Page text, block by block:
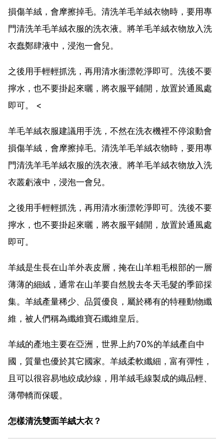
損傷羊絨，會摩擦掉毛。清洗羊毛羊絨衣物時，要用專
門清洗羊毛羊絨衣服的洗衣液。將羊毛羊絨衣物放入洗
衣蠢鄭肆液中，浸泡一會兒。
之後用手輕輕抓洗，再用清水衝漂乾淨即可。洗後不要
擰水，也不要掛起來曬，將衣服平鋪開，放置於通風處
即可。 <
羊毛羊絨衣服建議用手洗，不然在洗衣機裡不停滾動會
損傷羊絨，會摩擦掉毛。清洗羊毛羊絨衣物時，要用專
門清洗羊毛羊絨衣服的洗衣液。將羊毛羊絨衣物放入洗
衣叢虧液中，浸泡一會兒。
之後用手輕輕抓洗，再用清水衝漂乾淨即可。洗後不要
擰水，也不要掛起來曬，將衣服平鋪開，放置於通風處
即可。
羊絨是生長在山羊外表皮層，掩在山羊粗毛根部的一層
薄薄的細絨，通常在山羊要自然脫去冬天毛髮的季節採
集。羊絨產量稀少、品質優良，屬於稀有的特種動物纖
維，被人們稱為纖維寶石纖維皇后。
羊絨的產地主要在亞洲，世界上約70%的羊絨產自中
國，質量也優於其它國家。羊絨柔軟纖細，富有彈性，
且可以很容易地絞成紗線，用羊絨毛線製成的織品輕、
薄帶轎而保暖。
怎樣清洗雙面羊絨大衣？